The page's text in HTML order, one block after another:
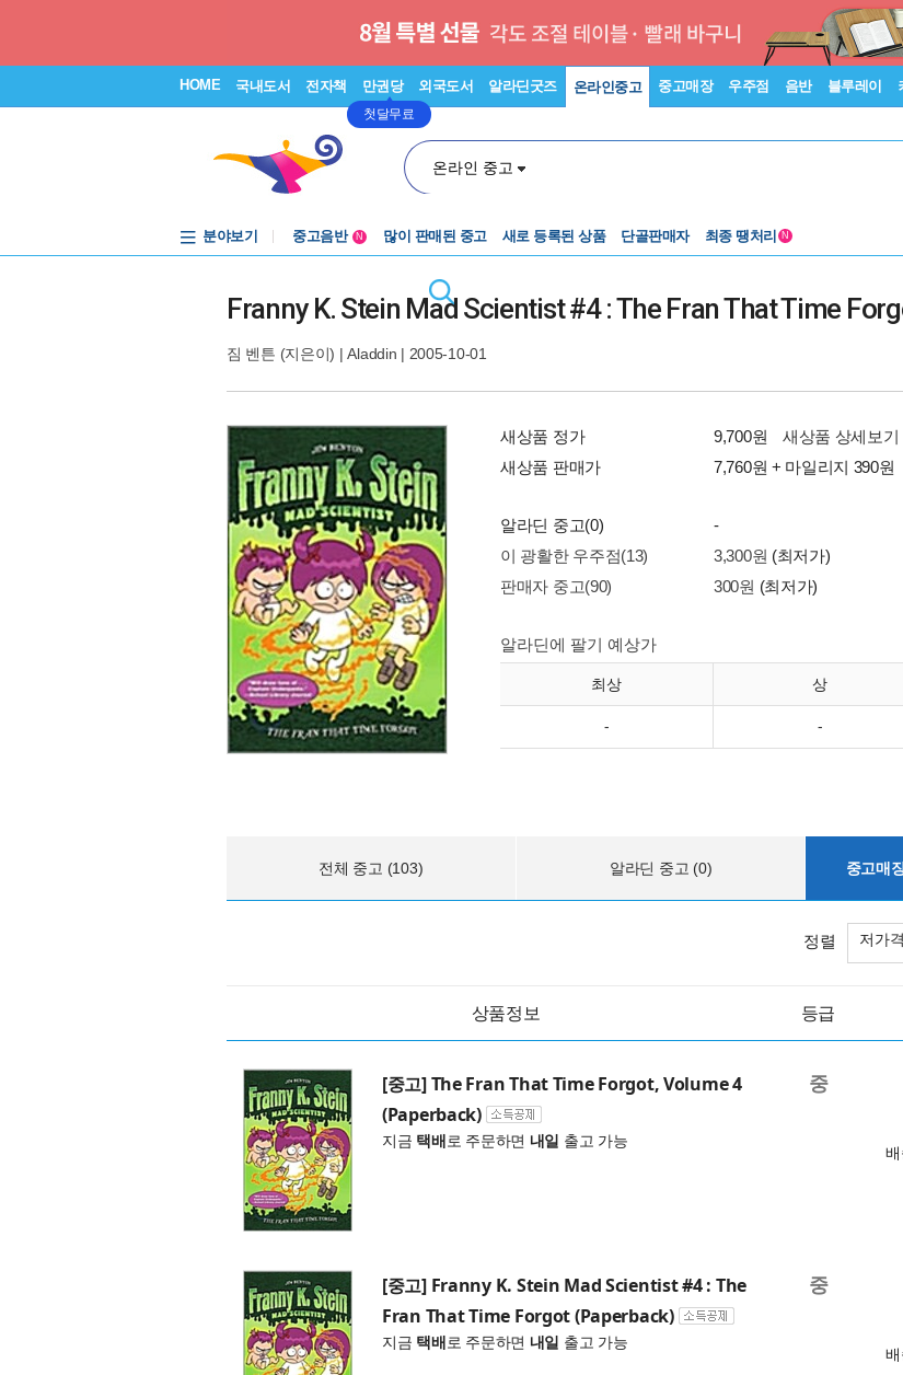
HOME 국내도서 전자책 만권당
첫달무료
외국도서 알라딘굿즈 온라인중고 중고매장 우주점 음반 블루레이
온라인 중고
분야보기
중고음반
N 많이 판매된 중고 새로 등록된 상품 단골판매자 최종 땡처리 N
Franny K. Stein Mad Scientist #4 : The Fran That Time
짐 벤튼 (지은이) |Aladdin | 2005-10-01
새상품 정가 9,700원
새상품 상세보기
새상품 판매가
7,760원 + 마일리지 390원
알라딘 중고(0)
-
이 광활한 우주점(13)
3,300원 (최저가)
판매자 중고(90)
300원 (최저가)
알라딘에 팔기 예상가
최상 상
- -
전체 중고 (103) 알라딘 중고 (0) 중고매
정렬 저가
상품정보 등급
[중고] The Fran That Time Forgot, Volume 4
(Paperback)
지금 택배로 주문하면 내일 출고 가능
중
[중고] Franny K. Stein Mad Scientist #4 : The
Fran That Time Forgot (Paperback)
지금 택배로 주문하면 내일 출고 가능
중